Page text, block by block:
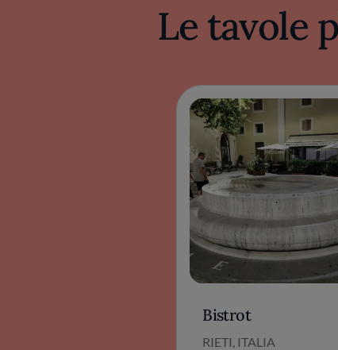
Le tavole
Bistrot
RIETI, ITALIA